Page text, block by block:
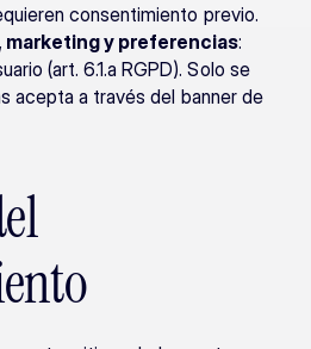
consentimiento previo.
marketing y preferencias:
(art. 6.1.a RGPD). Solo se
acepta a través del banner de